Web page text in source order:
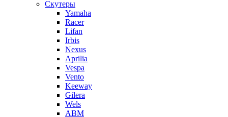
Скутеры
Yamaha
Racer
Lifan
Irbis
Nexus
Aprilia
Vespa
Vento
Keeway
Gilera
Wels
ABM